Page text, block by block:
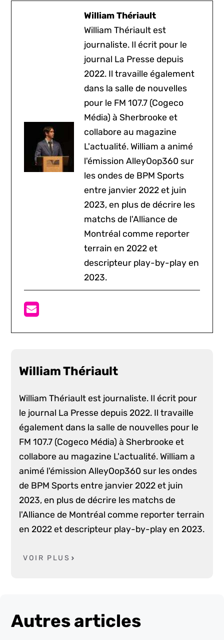
William Thériault
William Thériault est
journaliste. Il écrit pour le
journal La Presse depuis
2022. Il travaille également
dans la salle de nouvelles
pour le FM 107.7 (Cogeco
Média) à Sherbrooke et
collabore au magazine
L'actualité. William a animé
l'émission AlleyOop360 sur
les ondes de BPM Sports
entre janvier 2022 et juin
2023, en plus de décrire les
matchs de l'Alliance de
Montréal comme reporter
terrain en 2022 et
descripteur play-by-play en
2023.
William Thériault
William Thériault est journaliste. Il écrit pour
le journal La Presse depuis 2022. Il travaille
également dans la salle de nouvelles pour le
FM 107.7 (Cogeco Média) à Sherbrooke et
collabore au magazine L'actualité. William a
animé l'émission AlleyOop360 sur les ondes
de BPM Sports entre janvier 2022 et juin
2023, en plus de décrire les matchs de
l'Alliance de Montréal comme reporter terrain
en 2022 et descripteur play-by-play en 2023.
VOIR PLUS
Autres articles